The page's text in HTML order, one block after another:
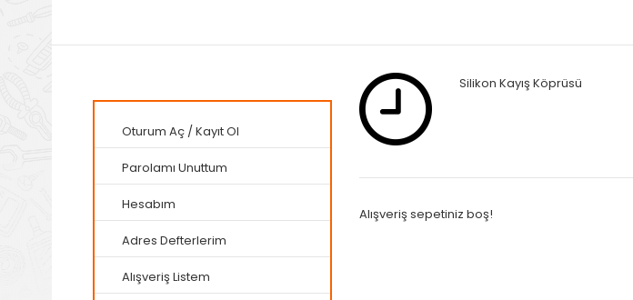
Oturum Aç /Kayıt Ol
Parolamı Unuttum
Hesabım
Adres Defterlerim
Alışveriş Listem
Silikon Kayış Köprüsü
Alışveriş sepetiniz boş!